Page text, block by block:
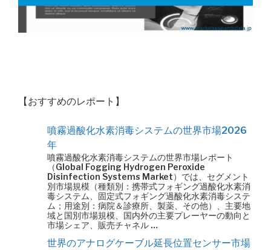
【おすすめのレポート】
噴霧過酸化水素消毒システムの世界市場2026
年
噴霧過酸化水素消毒システムの世界市場レポート
（Global Fogging Hydrogen Peroxide
Disinfection Systems Market）では、セグメント
別市場規模（種類別：携帯式フォギング過酸化水素消
毒システム、固定式フォギング過酸化水素消毒システ
ム；用途別：病院＆診療所、製薬、その他）、主要地
域と国別市場規模、国内外の主要プレーヤーの動向と
市場シェア、販売チャネル …
世界のアナログケーブル延長位置センサー市場